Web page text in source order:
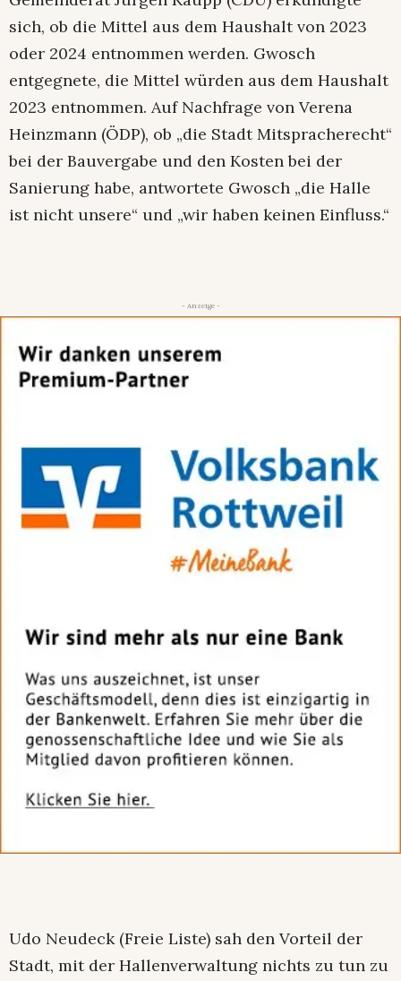
sich, ob die Mittel aus dem Haushalt von 2023
oder 2024 entnommen werden. Gwosch
entgegnete, die Mittel würden aus dem Haushalt
2023 entnommen. Auf Nachfrage von Verena
Heinzmann (ÖDP), ob „die Stadt Mitspracherecht“
bei der Bauvergabe und den Kosten bei der
Sanierung habe, antwortete Gwosch „die Halle
ist nicht unsere“ und „wir haben keinen Einfluss.“
- Anzeige -
Udo Neudeck (Freie Liste) sah den Vorteil der
Stadt, mit der Hallenverwaltung nichts zu tun zu